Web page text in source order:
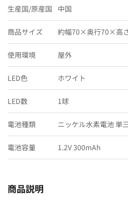
生産国/原産国 中国
商品サイズ 約幅70×奥行70×高
使用環境 屋外
LED色 ホワイト
LED数 1球
電池種類 ニッケル水素電池 単
電池容量 1.2V 300mAh
商品説明